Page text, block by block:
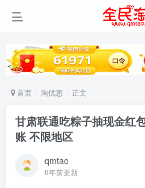
首页 淘优惠 正文
甘肃联通吃粽子抽现金红
账 不限地区
qmtao
6年前更新